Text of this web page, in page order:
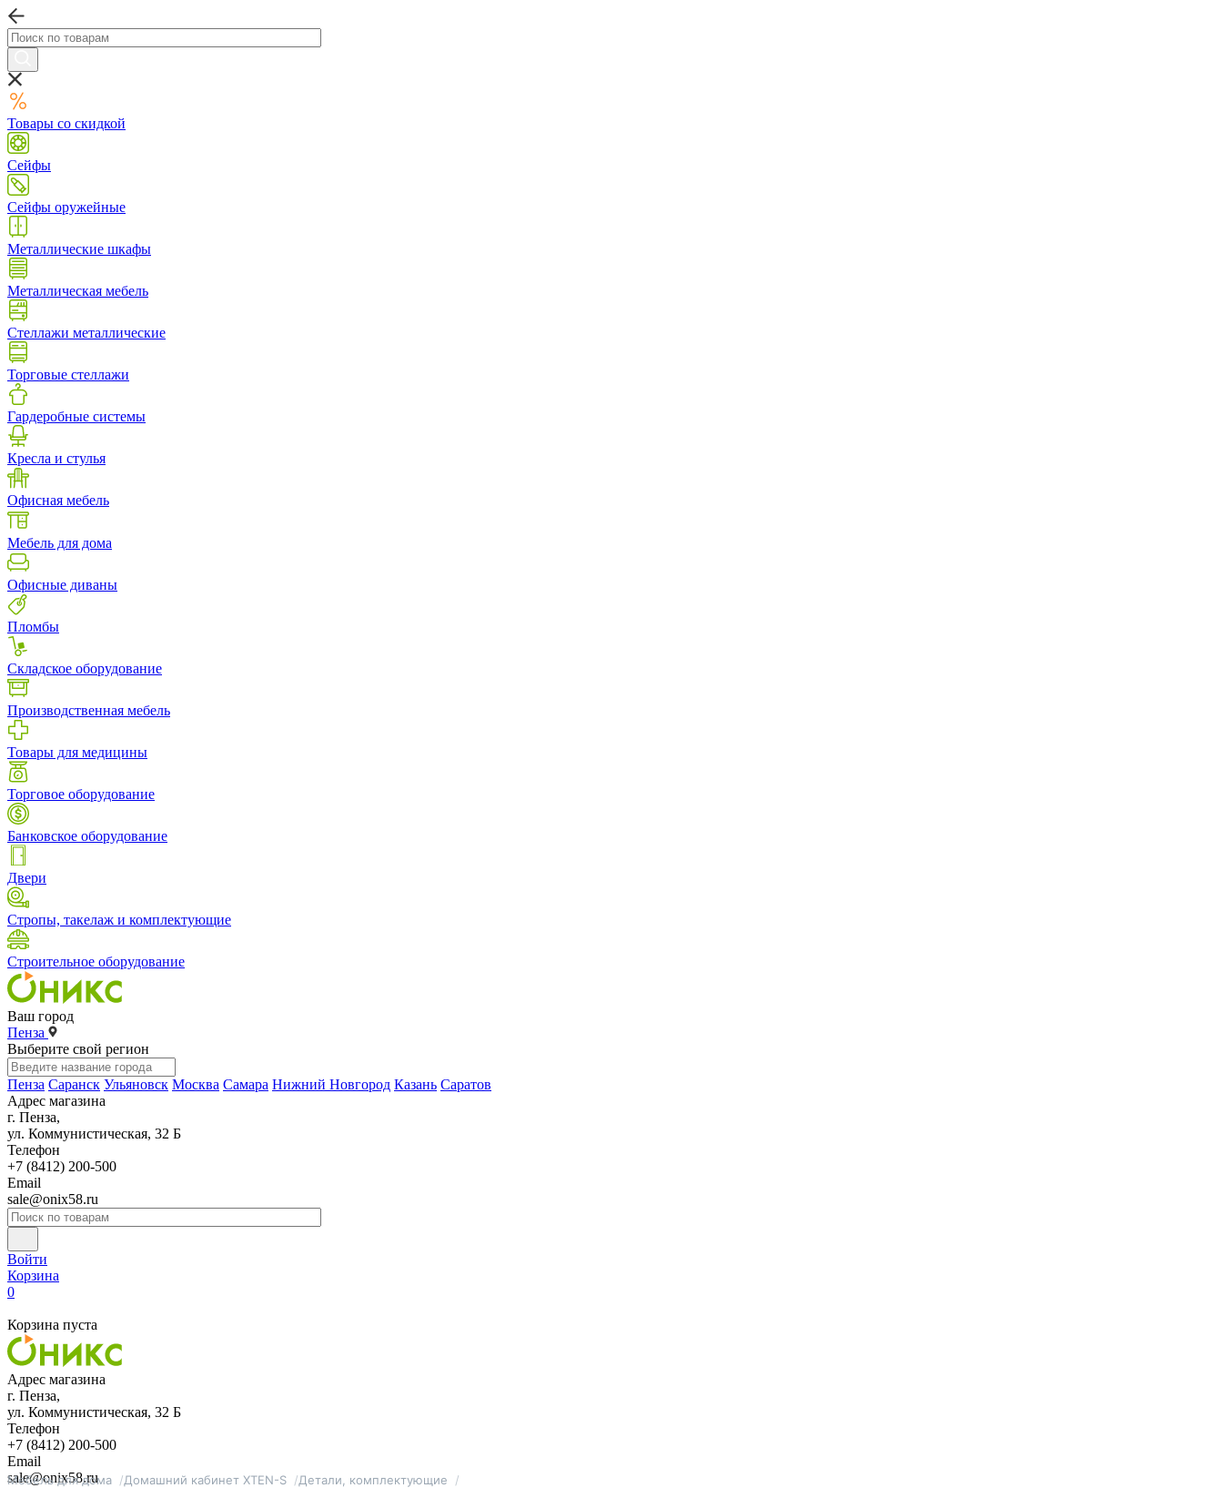
Товары со скидкой
Сейфы
Сейфы оружейные
Металлические шкафы
Металлическая мебель
Стеллажи металлические
Торговые стеллажи
Гардеробные системы
Кресла и стулья
Офисная мебель
Мебель для дома
Офисные диваны
Пломбы
Складское оборудование
Производственная мебель
Товары для медицины
Торговое оборудование
Банковское оборудование
Двери
Стропы, такелаж и комплектующие
Строительное оборудование
Ваш город
Пенза
Выберите свой регион
Пенза Саранск Ульяновск Москва Самара Нижний Новгород Казань Саратов
Адрес магазина
г. Пенза,
ул. Коммунистическая, 32 Б
Телефон
+7 (8412) 200-500
Email
sale@onix58.ru
Войти
Корзина
0
Корзина пуста
Адрес магазина
г. Пенза,
ул. Коммунистическая, 32 Б
Телефон
+7 (8412) 200-500
Email
sale@onix58.ru
Мебель для дома Домашний кабинет XTEN-S Детали, комплектующие